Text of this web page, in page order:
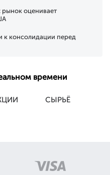
рынок оценивает
к консолидации перед
времени
СЫРЬЁ